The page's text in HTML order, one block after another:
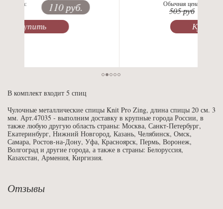
Обычная цена:
505 руб
В комплект входит 5 спиц
Чулочные металлические спицы Knit Pro Zing, длина спицы 20 см. 3
мм. Арт.47035 - выполним доставку в крупные города России, в
также любую другую область страны: Москва, Санкт-Петербург,
Екатеринбург, Нижний Новгород, Казань, Челябинск, Омск,
Самара, Ростов-на-Дону, Уфа, Красноярск, Пермь, Воронеж,
Волгоград и другие города, а также в страны: Белоруссия,
Казахстан, Армения, Киргизия.
Отзывы